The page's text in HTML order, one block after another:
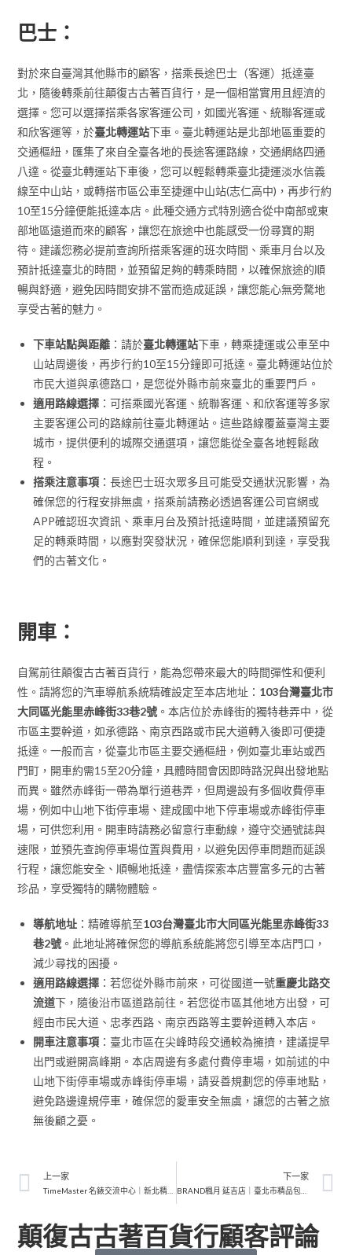
巴士：
對於來自臺灣其他縣市的顧客，搭乘長途巴士（客運）抵達臺
北，隨後轉乘前往顛復古古著百貨行，是一個相當實用且經濟的
選擇。您可以選擇搭乘各家客運公司，如國光客運、統聯客運或
和欣客運等，於臺北轉運站下車。臺北轉運站是北部地區重要的
交通樞紐，匯集了來自全臺各地的長途客運路線，交通網絡四通
八達。從臺北轉運站下車後，您可以輕鬆轉乘臺北捷運淡水信義
線至中山站，或轉搭市區公車至捷運中山站(志仁高中)，再步行約
10至15分鐘便能抵達本店。此種交通方式特別適合從中南部或東
部地區遠道而來的顧客，讓您在旅途中也能感受一份尋寶的期
待。建議您務必提前查詢所搭乘客運的班次時間、乘車月台以及
預計抵達臺北的時間，並預留足夠的轉乘時間，以確保旅途的順
暢與舒適，避免因時間安排不當而造成延誤，讓您能心無旁騖地
享受古著的魅力。
下車站點與距離 ：請於臺北轉運站下車，轉乘捷運或公車至中
山站周邊後，再步行約10至15分鐘即可抵達。臺北轉運站位於
市民大道與承德路口，是您從外縣市前來臺北的重要門戶。
適用路線選擇 ：可搭乘國光客運、統聯客運、和欣客運等多家
主要客運公司的路線前往臺北轉運站。這些路線覆蓋臺灣主要
城市，提供便利的城際交通選項，讓您能從全臺各地輕鬆啟
程。
搭乘注意事項 ：長途巴士班次眾多且可能受交通狀況影響，為
確保您的行程安排無虞，搭乘前請務必透過客運公司官網或
APP確認班次資訊、乘車月台及預計抵達時間，並建議預留充
足的轉乘時間，以應對突發狀況，確保您能順利到達，享受我
們的古著文化。
開車：
自駕前往顛復古古著百貨行，能為您帶來最大的時間彈性和便利
性。請將您的汽車導航系統精確設定至本店地址： 103台灣臺北市
大同區光能里赤峰街33巷2號 。本店位於赤峰街的獨特巷弄中，從
市區主要幹道，如承德路、南京西路或市民大道轉入後即可便捷
抵達。一般而言，從臺北市區主要交通樞紐，例如臺北車站或西
門町，開車約需15至20分鐘，具體時間會因即時路況與出發地點
而異。雖然赤峰街一帶為單行道巷弄，但周邊設有多個收費停車
場，例如中山地下街停車場、建成國中地下停車場或赤峰街停車
場，可供您利用。開車時請務必留意行車動線，遵守交通號誌與
速限，並預先查詢停車場位置與費用，以避免因停車問題而延誤
行程，讓您能安全、順暢地抵達，盡情探索本店豐富多元的古著
珍品，享受獨特的購物體驗。
導航地址 ：精確導航至103台灣臺北市大同區光能里赤峰街33
巷2號 。此地址將確保您的導航系統能將您引導至本店門口，
減少尋找的困擾。
適用路線選擇 ：若您從外縣市前來，可從國道一號重慶北路交
流道下，隨後沿市區道路前往。若您從市區其他地方出發，可
經由市民大道、忠孝西路、南京西路等主要幹道轉入本店。
開車注意事項 ：臺北市區在尖峰時段交通較為擁擠，建議提早
出門或避開高峰期。本店周邊有多處付費停車場，如前述的中
山地下街停車場或赤峰街停車場，請妥善規劃您的停車地點，
避免路邊違規停車，確保您的愛車安全無虞，讓您的古著之旅
無後顧之憂。
上一家 下一家
顛復古古著百貨行顧客評論